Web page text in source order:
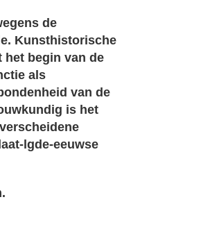
de
Kunsthistorische
het begin van de
als
van de
is het
lgde-eeuwse